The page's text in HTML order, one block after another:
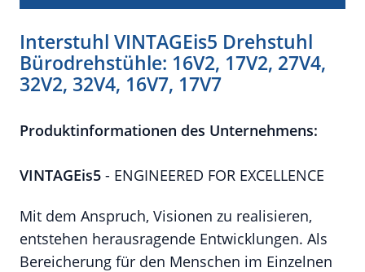
Interstuhl VINTAGEis5 Drehstuhl
Bürodrehstühle: 16V2, 17V2, 27V4,
32V2, 32V4, 16V7, 17V7
Produktinformationen des Unternehmens:
VINTAGEis5 - ENGINEERED FOR EXCELLENCE
Mit dem Anspruch, Visionen zu realisieren,
entstehen herausragende Entwicklungen. Als
Bereicherung für den Menschen im Einzelnen